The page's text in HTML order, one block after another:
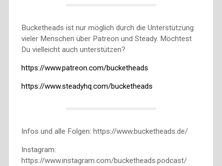
Bucketheads ist nur möglich durch die Unterstützung
vieler Menschen über Patreon und Steady. Möchtest
Du vielleicht auch unterstützen?
https://www.patreon.com/bucketheads
https://www.steadyhq.com/bucketheads
Infos und alle Folgen: https://www.bucketheads.de/
Instagram:
https://www.instagram.com/bucketheads.podcast/